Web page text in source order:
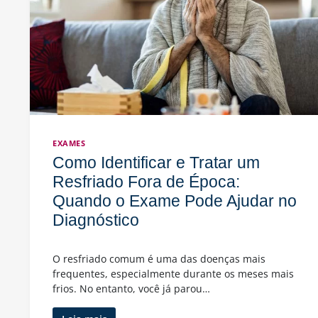
EXAMES
Como Identificar e Tratar um
Resfriado Fora de Época:
Quando o Exame Pode Ajudar no
Diagnóstico
O resfriado comum é uma das doenças mais
frequentes, especialmente durante os meses mais
frios. No entanto, você já parou…